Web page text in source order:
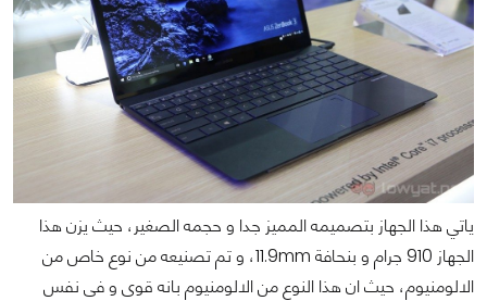
ياتي هذا الجهاز بتصميمه المميز جدا و حجمه الصغير، حيث يزن هذا
الجهاز 910 جرام و بنحافة 11.9mm، و تم تصنيعه من نوع خاص من
الالومنيوم، حيث ان هذا النوع من الالومنيوم بانه قوى و فى نفس